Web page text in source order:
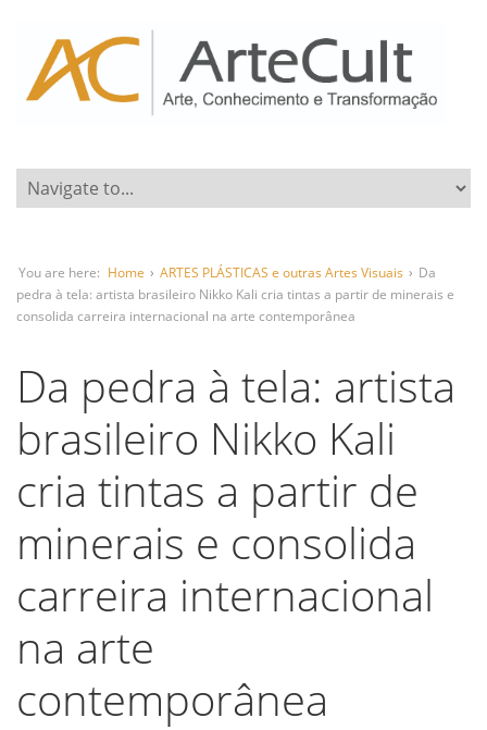
You are here: Home › ARTES PLÁSTICAS e outras Artes Visuais › Da
pedra à tela: artista brasileiro Nikko Kali cria tintas a partir de minerais e
consolida carreira internacional na arte contemporânea
Da pedra à tela: artista
brasileiro Nikko Kali
cria tintas a partir de
minerais e consolida
carreira internacional
na arte
contemporânea